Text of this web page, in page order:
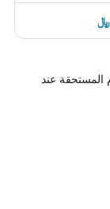
المستحقة عند